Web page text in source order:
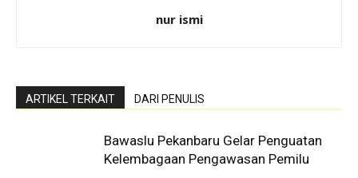
nur ismi
ARTIKEL TERKAIT DARI PENULIS
Bawaslu Pekanbaru Gelar Penguatan
Kelembagaan Pengawasan Pemilu